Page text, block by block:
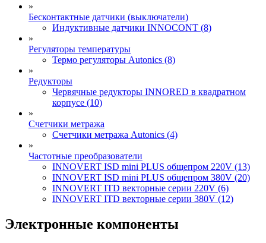
»
Бесконтактные датчики (выключатели)
Индуктивные датчики INNOCONT (8)
»
Регуляторы температуры
Термо регуляторы Autonics (8)
»
Редукторы
Червячные редукторы INNORED в квадратном
корпусе (10)
»
Счетчики метража
Счетчики метража Autonics (4)
»
Частотные преобразователи
INNOVERT ISD mini PLUS общепром 220V (13)
INNOVERT ISD mini PLUS общепром 380V (20)
INNOVERT ITD векторные серии 220V (6)
INNOVERT ITD векторные серии 380V (12)
Электронные компоненты